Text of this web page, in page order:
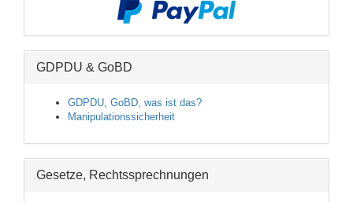
GDPDU & GoBD
GDPDU, GoBD, was ist das?
Manipulationssicherheit
Gesetze, Rechtssprechnungen